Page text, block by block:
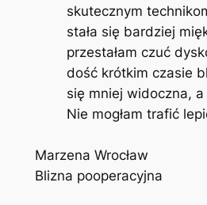
skutecznym
stała się bardziej
przestałam czuć
dość krótkim czasie
się mniej widoczna, a
Nie mogłam trafić
Marzena Wrocław
Blizna pooperacyjna